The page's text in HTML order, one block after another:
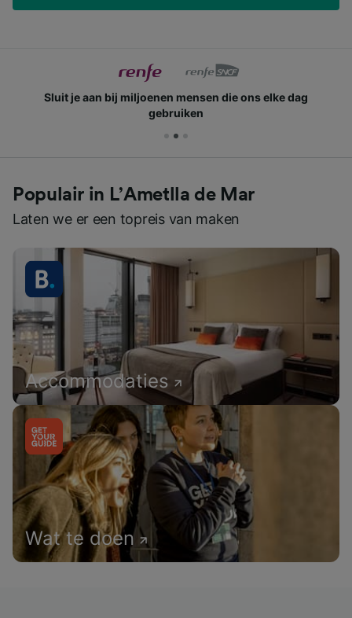
Sluit je aan bij miljoenen mensen die ons elke dag
gebruiken
Populair in L’Ametlla de Mar
Laten we er een topreis van maken
Accommodaties
Wat te doen